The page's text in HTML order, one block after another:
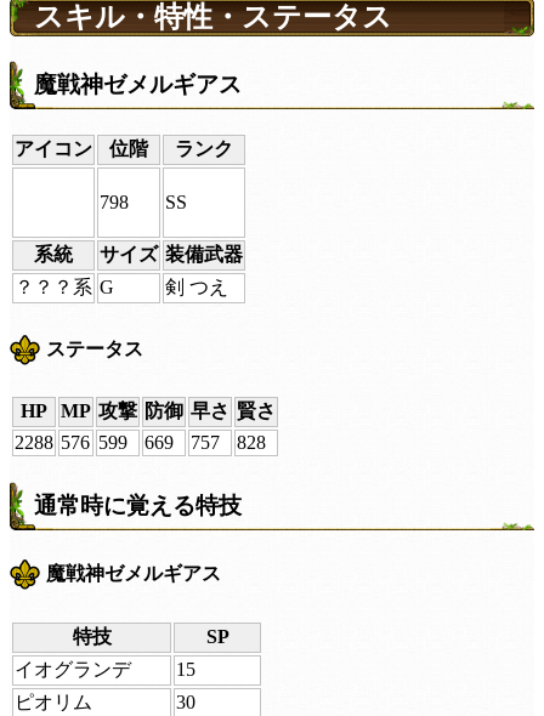
スキル・特性・ステータス
魔戦神ゼメルギアス
アイコン 位階 ランク
798 SS
系統 サイズ 装備武器
？？？系 G 剣 つえ
ステータス
HP MP 攻撃 防御 早さ 賢さ
2288 576 599 669 757 828
通常時に覚える特技
魔戦神ゼメルギアス
特技
SP
イオグランデ
15
ピオリム
30